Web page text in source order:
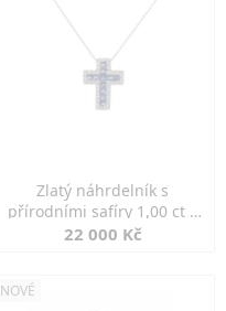
Zlatý náhrdelník s
přírodními safíry 1,00 ct a
diamanty
22 000 Kč
NOVÉ